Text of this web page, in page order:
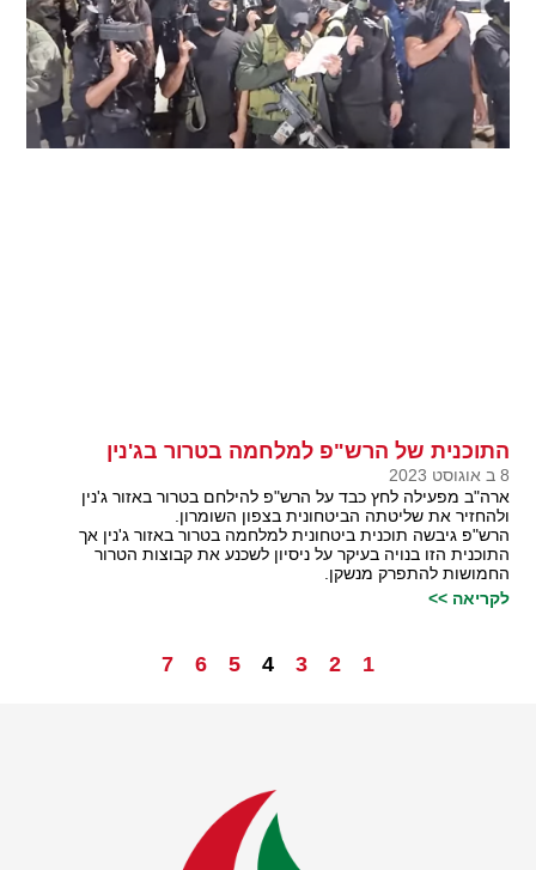
התוכנית של הרש"פ למלחמה בטרור בג'נין
8 ב אוגוסט 2023
ארה"ב מפעילה לחץ כבד על הרש"פ להילחם בטרור באזור ג'נין
ולהחזיר את שליטתה הביטחונית בצפון השומרון.
הרש"פ גיבשה תוכנית ביטחונית למלחמה בטרור באזור ג'נין אך
התוכנית הזו בנויה בעיקר על ניסיון לשכנע את קבוצות הטרור
החמושות להתפרק מנשקן.
לקריאה >>
1
2
3
4
5
6
7